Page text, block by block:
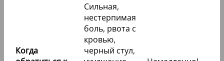
Когда
Сильная,
нестерпимая
боль, рвота с
кровью,
черный стул,